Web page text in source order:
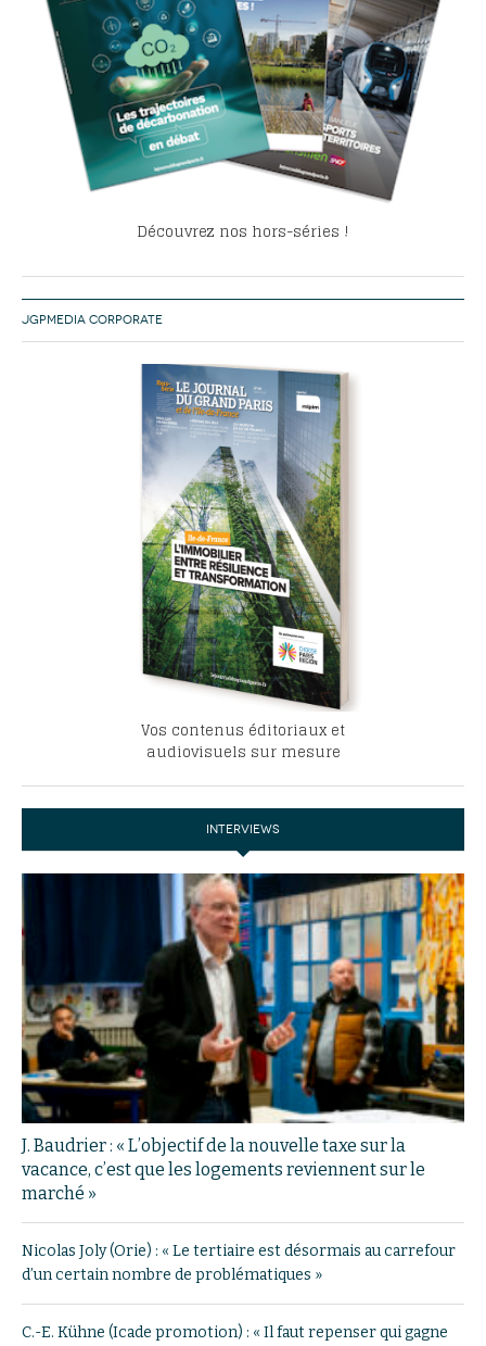
Découvrez nos hors-séries !
JGPMEDIA CORPORATE
Vos contenus éditoriaux et
audiovisuels sur mesure
INTERVIEWS
J. Baudrier : « L’objectif de la nouvelle taxe sur la
vacance, c’est que les logements reviennent sur le
marché »
Nicolas Joly (Orie) : « Le tertiaire est désormais au carrefour
d’un certain nombre de problématiques »
C.-E. Kühne (Icade promotion) : « Il faut repenser qui gagne